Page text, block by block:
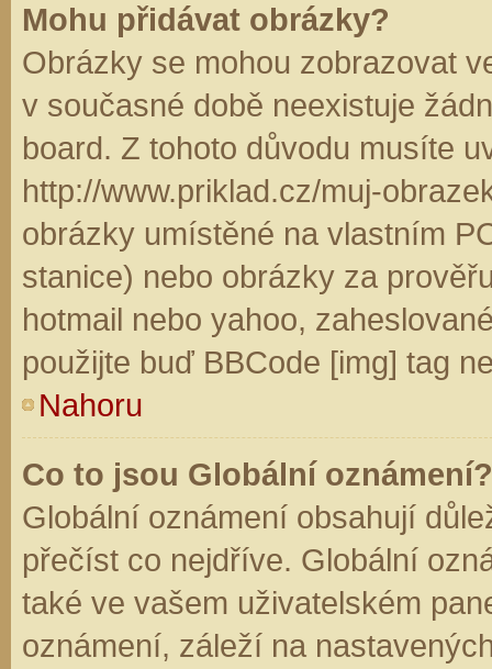
Mohu přidávat obrázky?
Obrázky se mohou zobrazovat
v současné době neexistuje
board. Z tohoto důvodu musíte
http://www.priklad.cz/muj-
obrázky umístěné na vlastním
stanice) nebo obrázky za
hotmail nebo yahoo,
použijte buď BBCode [img] tag
Nahoru
Co to jsou Globální oznámení?
Globální oznámení obsahují
přečíst co nejdříve. Globální
také ve vašem uživatelském
oznámení, záleží na